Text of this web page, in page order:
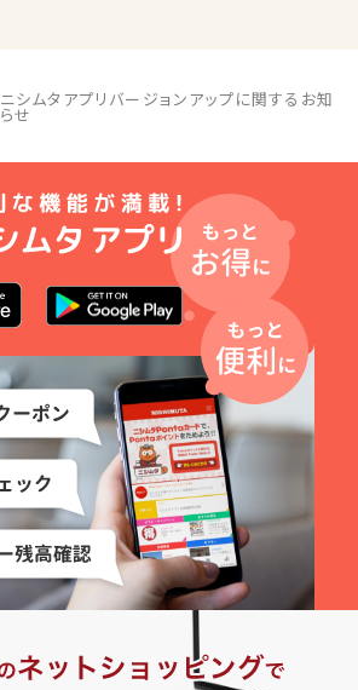
ニシムタアプリバージョンアップに関するお知
らせ